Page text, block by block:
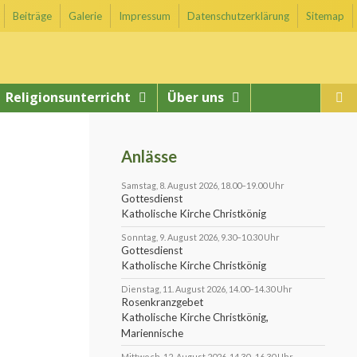
Beiträge Galerie Impressum Datenschutzerklärung Sitemap
Religionsunterricht Über uns
Anlässe
Samstag, 8. August 2026, 18.00–19.00 Uhr
Gottesdienst
Katholische Kirche Christkönig
Sonntag, 9. August 2026, 9.30–10.30 Uhr
Gottesdienst
Katholische Kirche Christkönig
Dienstag, 11. August 2026, 14.00–14.30 Uhr
Rosenkranzgebet
Katholische Kirche Christkönig,
Mariennische